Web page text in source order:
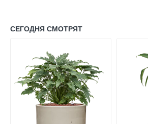
СЕГОДНЯ СМОТРЯТ